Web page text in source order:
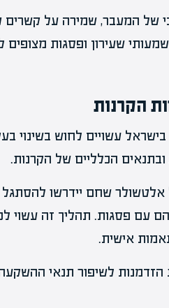
של המעבר, שמירה על קשרים
שעירון ופסגות
הקרנות
עשויים לחוש בשינוי
הכלליים של הקרנות.
שחם יידרשו להסתגל
עם פסגות. תהליך זה עשוי
אישית.
לשיפור תנאי ההשקעה